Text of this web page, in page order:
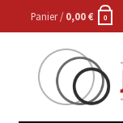
to
Panier /0,00€ 0